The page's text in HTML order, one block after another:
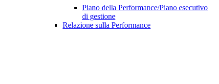
Piano della Performance/Piano esecutivo
di gestione
Relazione sulla Performance